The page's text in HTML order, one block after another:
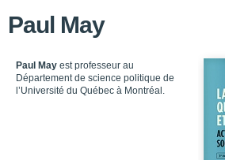
Paul May
Paul May est professeur au
Département de science politique de
l’Université du Québec à Montréal.